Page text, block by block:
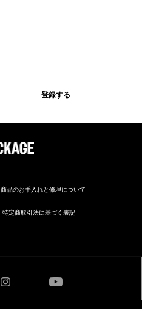
商品のお手入れと修理について
特定商取引法に基づく表記
Instagram